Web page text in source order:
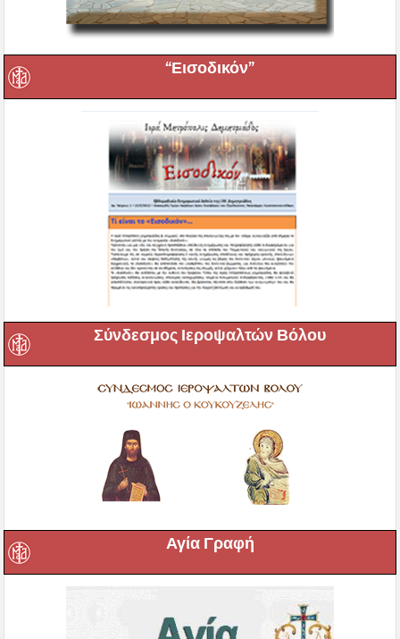
“Εισοδικόν”
Σύνδεσμος Ιεροψαλτών Βόλου
Αγία Γραφή